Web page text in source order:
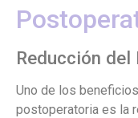
Reducción
Uno de los
postoperatoria es la